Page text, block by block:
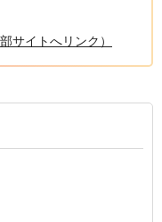
サイトへリンク）